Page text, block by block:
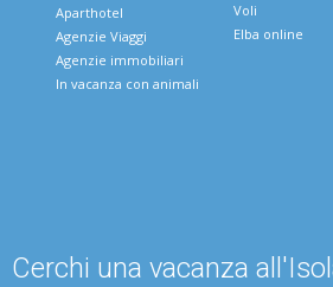
Aparthotel
Agenzie Viaggi
Agenzie immobiliari
In vacanza con animali
Voli
Elba online
Cerchi una vacanza